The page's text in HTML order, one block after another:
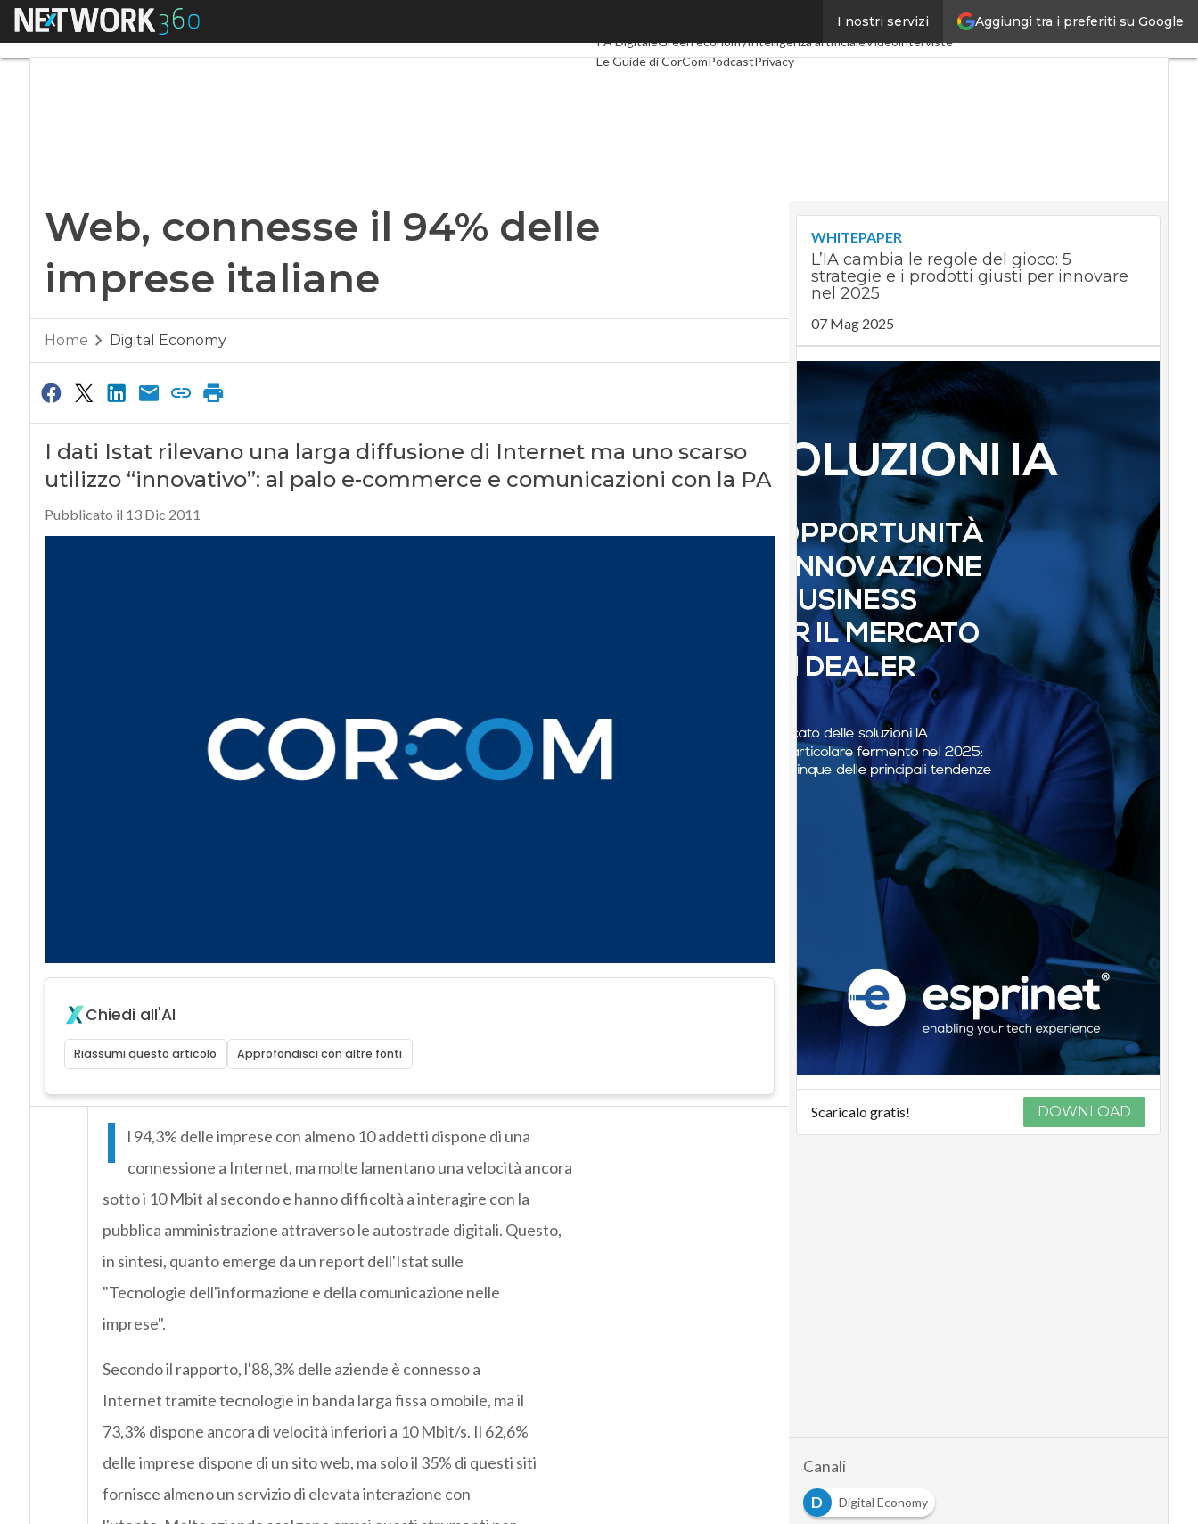
Aggiungi tra i preferiti su Google
I nostri servizi
Menu Industria 4.0SpacEconomy
PA DigitaleGreen economyIntelligenza artificialeVideointerviste
Le Guide di CorComPodcastPrivacy
Web, connesse il 94% delle
imprese italiane
Home Digital Economy
I dati Istat rilevano una larga diffusione di Internet ma uno scarso
utilizzo “innovativo”: al palo e-commerce e comunicazioni con la PA
Pubblicato il 13 Dic 2011
Chiedi all'AI
Riassumi questo articolo Approfondisci con altre fonti
I
l 94,3% delle imprese con almeno 10 addetti dispone di una
connessione a Internet, ma molte lamentano una velocità ancora
sotto i 10 Mbit al secondo e hanno difficoltà a interagire con la
pubblica amministrazione attraverso le autostrade digitali. Questo,
in sintesi, quanto emerge da un report dell'Istat sulle
"Tecnologie dell'informazione e della comunicazione nelle
imprese".
Secondo il rapporto, l'88,3% delle aziende è connesso a
Internet tramite tecnologie in banda larga fissa o mobile, ma il
73,3% dispone ancora di velocità inferiori a 10 Mbit/s. Il 62,6%
delle imprese dispone di un sito web, ma solo il 35% di questi siti
fornisce almeno un servizio di elevata interazione con
WHITEPAPER
L’IA cambia le regole del gioco: 5
strategie e i prodotti giusti per innovare
nel 2025
07 Mag 2025
Scaricalo gratis! DOWNLOAD
Canali
D
Digital Economy